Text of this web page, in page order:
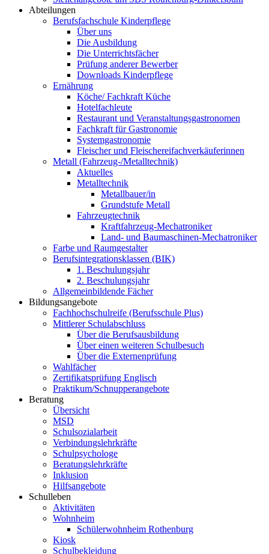
Abteilungen
Berufsfachschule Kinderpflege
Über uns
Die Ausbildung
Die Unterrichtsfächer
Prüfung anderer Bewerber
Downloads Kinderpflege
Ernährung
Köche/ Fachkraft Küche
Hotelfachleute
Restaurant und Veranstaltungsgastronomen
Fachkraft für Gastronomie
Systemgastronomie
Fleischer und Fleischereifachverkäuferinnen
Metall (Fahrzeug-/Metalltechnik)
Aktuelles
Metalltechnik
Metallbauer/in
Grundstufe Metall
Fahrzeugtechnik
Kraftfahrzeug-Mechatroniker
Land- und Baumaschinen-Mechatroniker
Farbe und Raumgestalter
Berufsintegrationsklassen (BIK)
1. Beschulungsjahr
2. Beschulungsjahr
Allgemeinbildende Fächer
Bildungsangebote
Fachhochschulreife (Berufsschule Plus)
Mittlerer Schulabschluss
Über die Berufsausbildung
Über einen weiteren Schulbesuch
Über die Externenprüfung
Wahlfächer
Zertifikatsprüfung Englisch
Praktikum/Schnupperangebote
Beratung
Übersicht
MSD
Schulsozialarbeit
Verbindungslehrkräfte
Schulpsychologe
Beratungslehrkräfte
Inklusion
Hilfsangebote
Schulleben
Aktivitäten
Wohnheim
Schülerwohnheim Rothenburg
Kiosk
Schulbekleidung